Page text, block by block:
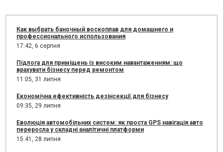
Как выбрать баночный воскоплав для домашнего и
профессионального использования
17:42, 6 серпня
Підлога для приміщень із високим навантаженням: що
врахувати бізнесу перед ремонтом
11:05, 31 липня
Економічна ефективність дезінсекції для бізнесу
09:35, 29 липня
Еволюція автомобільних систем: як проста GPS навігація авто
переросла у складні аналітичні платформи
15:41, 28 липня